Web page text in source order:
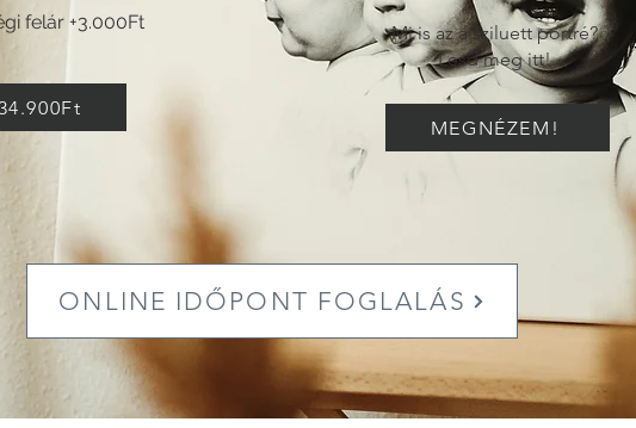
felár +3.000Ft
34.900Ft
Mi is az a sziluett portré?
Lesd meg itt!
MEGNÉZEM!
ONLINE IDŐPONT FOGLALÁS